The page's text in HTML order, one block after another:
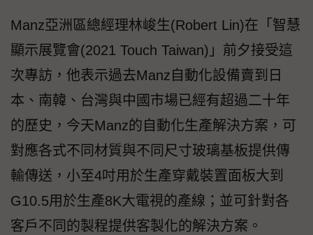
Manz亞洲區總經理林峻生(Robert Lin)在「智慧
顯示展覽會(2021 Touch Taiwan)」前夕接受這
次專訪，他表示過去Manz自動化設備賣到日
本、南韓、台灣與中國市場已經有超過二十年
的歷史，今天Manz的自動化生產解決方案，可
對應各式不同材質與不同尺寸玻璃基板提供傳
輸傳送，小至4吋用於生產穿戴裝置面板大到
G10.5用於生產8K大電視的產線；並可針對各
客戶不同的製程提供客製化的解決方案。